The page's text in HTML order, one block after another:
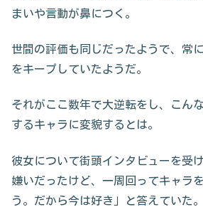
まいや言動が鼻につく。
世間の評価も同じだったようで、常
をキープしていたようだ。
それがここ数年で大逆転をし、こん
するキャラに変貌するとは。
彼女について街頭インタビューを受
嫌いだったけど、一周回ってキャラ
う。だから今は好き」と答えていた。